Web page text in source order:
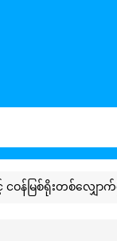
စ်ရိုးတစ်လျှောက်ရှိ တာ